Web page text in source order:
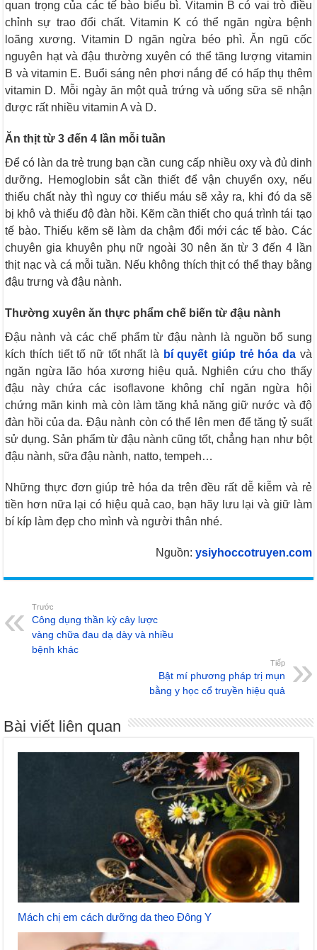
quan trọng của các tế bào biểu bì. Vitamin B có vai trò điều
chỉnh sự trao đổi chất. Vitamin K có thể ngăn ngừa bệnh
loãng xương. Vitamin D ngăn ngừa béo phì. Ăn ngũ cốc
nguyên hạt và đậu thường xuyên có thể tăng lượng vitamin
B và vitamin E. Buổi sáng nên phơi nắng để có hấp thụ thêm
vitamin D. Mỗi ngày ăn một quả trứng và uống sữa sẽ nhận
được rất nhiều vitamin A và D.
Ăn thịt từ 3 đến 4 lần mỗi tuần
Để có làn da trẻ trung bạn cần cung cấp nhiều oxy và đủ dinh
dưỡng. Hemoglobin sắt cần thiết để vận chuyển oxy, nếu
thiếu chất này thì nguy cơ thiếu máu sẽ xảy ra, khi đó da sẽ
bị khô và thiếu độ đàn hồi. Kẽm cần thiết cho quá trình tái tạo
tế bào. Thiếu kẽm sẽ làm da chậm đổi mới các tế bào. Các
chuyên gia khuyên phụ nữ ngoài 30 nên ăn từ 3 đến 4 lần
thịt nạc và cá mỗi tuần. Nếu không thích thịt có thể thay bằng
đậu trưng và đậu nành.
Thường xuyên ăn thực phẩm chế biến từ đậu nành
Đậu nành và các chế phẩm từ đậu nành là nguồn bổ sung
kích thích tiết tố nữ tốt nhất là bí quyết giúp trẻ hóa da và
ngăn ngừa lão hóa xương hiệu quả. Nghiên cứu cho thấy
đậu này chứa các isoflavone không chỉ ngăn ngừa hội
chứng mãn kinh mà còn làm tăng khả năng giữ nước và độ
đàn hồi của da. Đậu nành còn có thể lên men để tăng tỷ suất
sử dụng. Sản phẩm từ đậu nành cũng tốt, chẳng hạn như bột
đậu nành, sữa đậu nành, natto, tempeh…
Những thực đơn giúp trẻ hóa da trên đều rất dễ kiễm và rẻ
tiền hơn nữa lại có hiệu quả cao, bạn hãy lưu lại và giữ làm
bí kíp làm đẹp cho mình và người thân nhé.
Nguồn: ysiyhoccotruyen.com
Trước
Công dụng thần kỳ cây lược
vàng chữa đau dạ dày và nhiều
bệnh khác
Tiếp
Bật mí phương pháp trị mụn
bằng y học cổ truyền hiệu quả
Bài viết liên quan
Mách chị em cách dưỡng da theo Đông Y